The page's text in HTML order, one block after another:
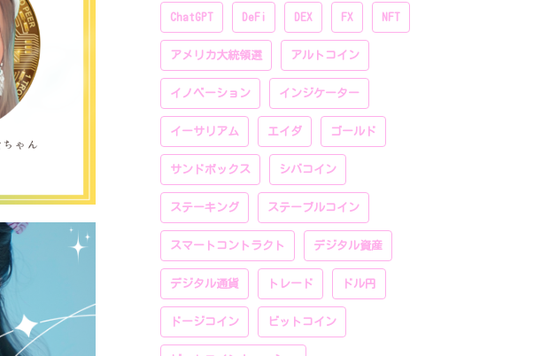
ChatGPT DeFi DEX FX NFT
アメリカ大統領選 アルトコイン
イノベーション インジケーター
イーサリアム エイダ ゴールド
サンドボックス シバコイン
ステーキング ステーブルコイン
スマートコントラクト デジタル資産
デジタル通貨 トレード ドル円
ドージコイン ビットコイン